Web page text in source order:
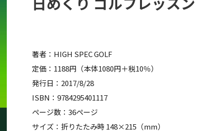
著者：HIGH SPEC GOLF
定価：1188円（本体1080円＋税10％）
発行日：2017/8/28
ISBN：9784295401117
ページ数：36ページ
サイズ：折りたたみ時 148×215（mm）